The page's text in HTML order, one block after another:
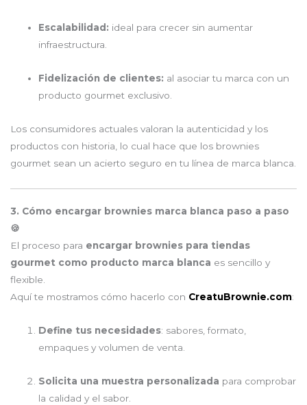
Escalabilidad: ideal para crecer sin aumentar
infraestructura.
Fidelización de clientes: al asociar tu marca con un
producto gourmet exclusivo.
Los consumidores actuales valoran la autenticidad y los
productos con historia, lo cual hace que los brownies
gourmet sean un acierto seguro en tu línea de marca blanca.
3. Cómo encargar brownies marca blanca paso a paso
🍪
El proceso para encargar brownies para tiendas
gourmet como producto marca blanca es sencillo y
flexible.
Aquí te mostramos cómo hacerlo con CreatuBrownie.com:
Define tus necesidades: sabores, formato,
empaques y volumen de venta.
Solicita una muestra personalizada para comprobar
la calidad y el sabor.